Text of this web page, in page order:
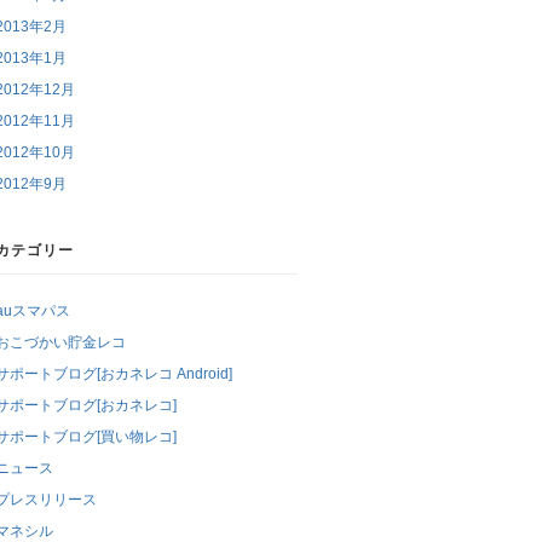
年2月
年1月
年12月
年11月
年10月
年9月
テゴリー
スマパス
こづかい貯金レコ
ポートブログ[おカネレコ Android]
ポートブログ[おカネレコ]
ポートブログ[買い物レコ]
ュース
レスリリース
ネシル